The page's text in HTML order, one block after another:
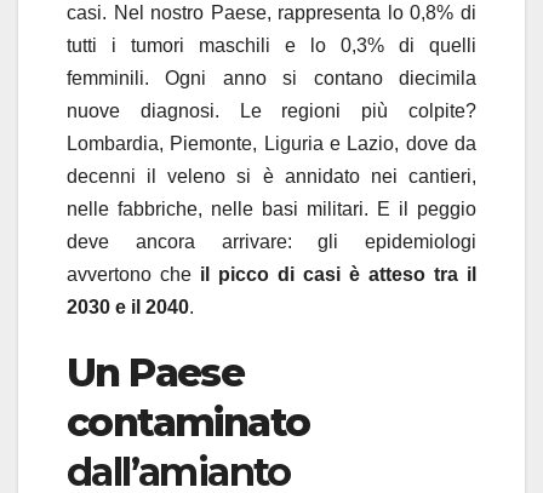
casi. Nel nostro Paese, rappresenta lo 0,8% di
tutti i tumori maschili e lo 0,3% di quelli
femminili. Ogni anno si contano diecimila
nuove diagnosi. Le regioni più colpite?
Lombardia, Piemonte, Liguria e Lazio, dove da
decenni il veleno si è annidato nei cantieri,
nelle fabbriche, nelle basi militari. E il peggio
deve ancora arrivare: gli epidemiologi
avvertono che il picco di casi è atteso tra il
2030 e il 2040.
Un Paese
contaminato
dall’amianto